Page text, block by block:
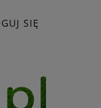
SIĘ